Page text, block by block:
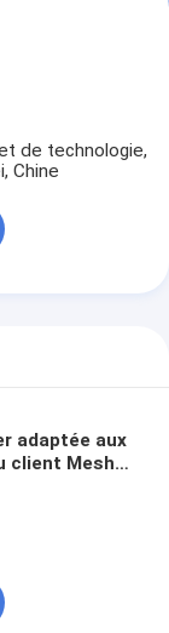
de technologie,
Chine
adaptée aux
client Mesh